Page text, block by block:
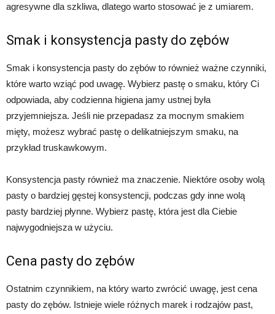
agresywne dla szkliwa, dlatego warto stosować je z umiarem.
Smak i konsystencja pasty do zębów
Smak i konsystencja pasty do zębów to również ważne czynniki,
które warto wziąć pod uwagę. Wybierz pastę o smaku, który Ci
odpowiada, aby codzienna higiena jamy ustnej była
przyjemniejsza. Jeśli nie przepadasz za mocnym smakiem
mięty, możesz wybrać pastę o delikatniejszym smaku, na
przykład truskawkowym.
Konsystencja pasty również ma znaczenie. Niektóre osoby wolą
pasty o bardziej gęstej konsystencji, podczas gdy inne wolą
pasty bardziej płynne. Wybierz pastę, która jest dla Ciebie
najwygodniejsza w użyciu.
Cena pasty do zębów
Ostatnim czynnikiem, na który warto zwrócić uwagę, jest cena
pasty do zębów. Istnieje wiele różnych marek i rodzajów past,